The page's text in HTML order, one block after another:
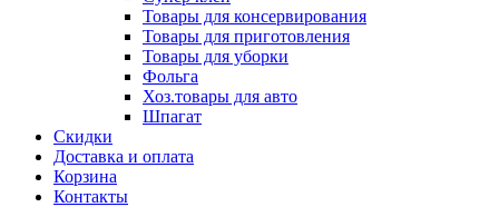
Товары для консервирования
Товары для приготовления
Товары для уборки
Фольга
Хоз.товары для авто
Шпагат
Скидки
Доставка и оплата
Корзина
Контакты